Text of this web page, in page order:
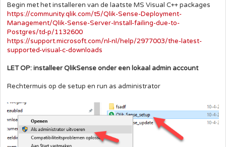
Begin met het installeren van de laatste MS Visual C++ packages
https://community.qlik.com/t5/Qlik-Sense-Deployment-
Management/Qlik-Sense-Server-Install-failing-due-to-
Postgres/td-p/1132600
https://support.microsoft.com/nl-nl/help/2977003/the-latest-
supported-visual-c-downloads
LET OP: installeer QlikSense onder een lokaal admin account
Rechtermuis op de setup en run as administrator